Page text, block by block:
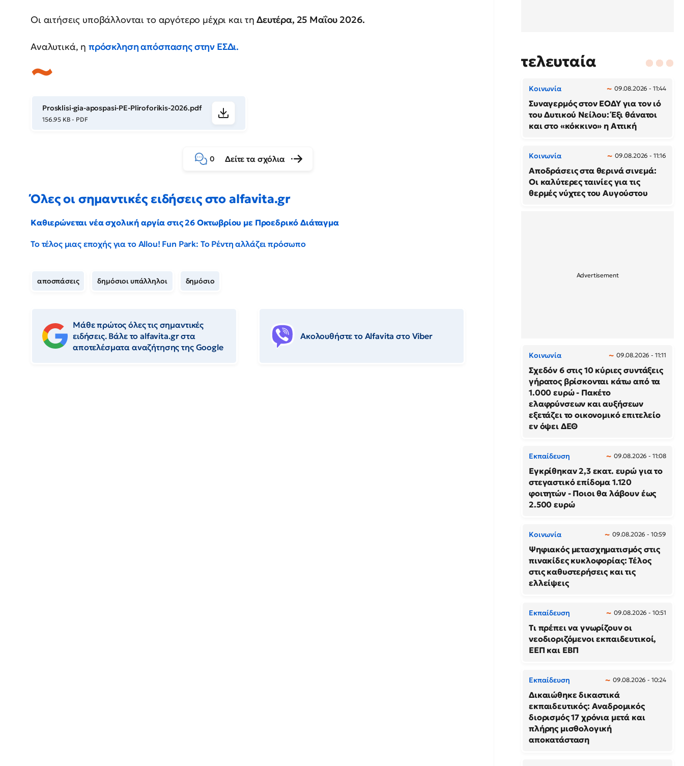
Οι αιτήσεις υποβάλλονται το αργότερο μέχρι και τη Δευτέρα, 25 Μαΐου 2026.
Αναλυτικά, η πρόσκληση απόσπασης στην ΕΣΔι.
Prosklisi-gia-apospasi-PE-Pliroforikis-2026.pdf
156.95 KB - PDF
0 Δείτε τα σχόλια
Όλες οι σημαντικές ειδήσεις στο alfavita.gr
Καθιερώνεται νέα σχολική αργία στις 26 Οκτωβρίου με Προεδρικό Διάταγμα
Το τέλος μιας εποχής για το Allou! Fun Park: Το Ρέντη αλλάζει πρόσωπο
αποσπάσεις δημόσιοι υπάλληλοι δημόσιο
Μάθε πρώτος όλες τις σημαντικές
ειδήσεις. Βάλε το alfavita.gr στα
αποτελέσματα αναζήτησης της Google
Ακολουθήστε το Αlfavita στο Viber
τελευταία
Κοινωνία 09.08.2026 - 11:44
Συναγερμός στον ΕΟΔΥ για τον ιό
του Δυτικού Νείλου: Έξι θάνατοι
και στο «κόκκινο» η Αττική
Κοινωνία 09.08.2026 - 11:16
Αποδράσεις στα θερινά σινεμά:
Οι καλύτερες ταινίες για τις
θερμές νύχτες του Αυγούστου
Κοινωνία 09.08.2026 - 11:11
Σχεδόν 6 στις 10 κύριες συντάξεις
γήρατος βρίσκονται κάτω από τα
1.000 ευρώ - Πακέτο
ελαφρύνσεων και αυξήσεων
εξετάζει το οικονομικό επιτελείο
εν όψει ΔΕΘ
Εκπαίδευση 09.08.2026 - 11:08
Εγκρίθηκαν 2,3 εκατ. ευρώ για το
στεγαστικό επίδομα 1.120
φοιτητών - Ποιοι θα λάβουν έως
2.500 ευρώ
Κοινωνία 09.08.2026 - 10:59
Ψηφιακός μετασχηματισμός στις
πινακίδες κυκλοφορίας: Τέλος
στις καθυστερήσεις και τις
ελλείψεις
Εκπαίδευση 09.08.2026 - 10:51
Τι πρέπει να γνωρίζουν οι
νεοδιοριζόμενοι εκπαιδευτικοί,
ΕΕΠ και ΕΒΠ
Εκπαίδευση 09.08.2026 - 10:24
Δικαιώθηκε δικαστικά
εκπαιδευτικός: Αναδρομικός
διορισμός 17 χρόνια μετά και
πλήρης μισθολογική
αποκατάσταση